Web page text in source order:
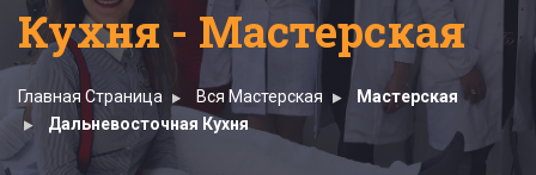
Кухня - Мастерская
Главная Страница Вся Мастерская
Мастерская
Дальневосточная Кухня